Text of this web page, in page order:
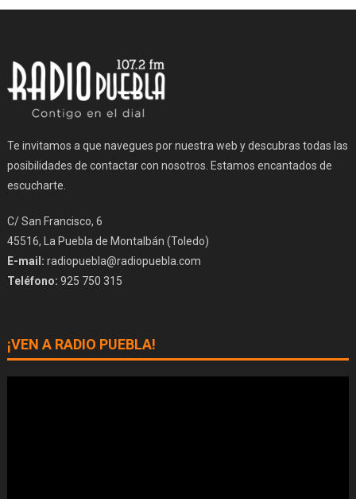
Te invitamos a que navegues por nuestra web y descubras todas las
posibilidades de contactar con nosotros. Estamos encantados de
escucharte.
C/ San Francisco, 6
45516, La Puebla de Montalbán (Toledo)
E-mail: radiopuebla@radiopuebla.com
Teléfono: 925 750 315
¡VEN A RADIO PUEBLA!